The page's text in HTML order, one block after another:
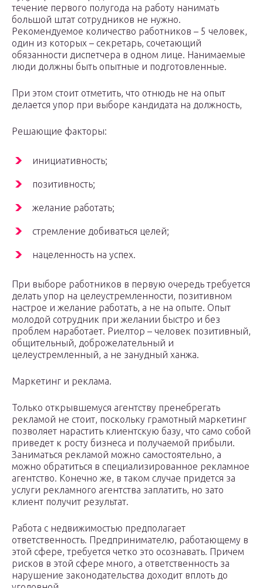
течение первого полугода на работу нанимать
большой штат сотрудников не нужно.
Рекомендуемое количество работников – 5 человек,
один из которых – секретарь, сочетающий
обязанности диспетчера в одном лице. Нанимаемые
люди должны быть опытные и подготовленные.
При этом стоит отметить, что отнюдь не на опыт
делается упор при выборе кандидата на должность,
Решающие факторы:
инициативность;
позитивность;
желание работать;
стремление добиваться целей;
нацеленность на успех.
При выборе работников в первую очередь требуется
делать упор на целеустремленности, позитивном
настрое и желание работать, а не на опыте. Опыт
молодой сотрудник при желании быстро и без
проблем наработает. Риелтор – человек позитивный,
общительный, доброжелательный и
целеустремленный, а не занудный ханжа.
Маркетинг и реклама.
Только открывшемуся агентству пренебрегать
рекламой не стоит, поскольку грамотный маркетинг
позволяет нарастить клиентскую базу, что само собой
приведет к росту бизнеса и получаемой прибыли.
Заниматься рекламой можно самостоятельно, а
можно обратиться в специализированное рекламное
агентство. Конечно же, в таком случае придется за
услуги рекламного агентства заплатить, но зато
клиент получит результат.
Работа с недвижимостью предполагает
ответственность. Предпринимателю, работающему в
этой сфере, требуется четко это осознавать. Причем
рисков в этой сфере много, а ответственность за
нарушение законодательства доходит вплоть до